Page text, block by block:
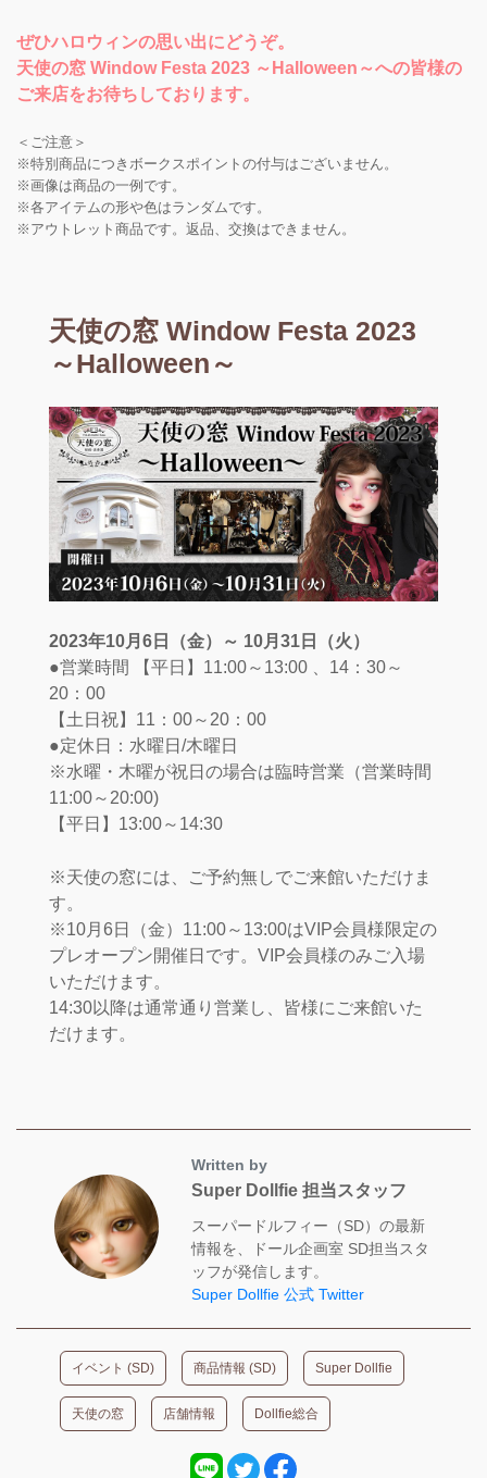
ぜひハロウィンの思い出にどうぞ。
天使の窓 Window Festa 2023 ～Halloween～への皆様の
ご来店をお待ちしております。
＜ご注意＞
※特別商品につきボークスポイントの付与はございません。
※画像は商品の一例です。
※各アイテムの形や色はランダムです。
※アウトレット商品です。返品、交換はできません。
天使の窓 Window Festa 2023
～Halloween～
2023年10月6日（金）～ 10月31日（火）
●営業時間 【平日】11:00～13:00 、14：30～
20：00
【土日祝】11：00～20：00
●定休日：水曜日/木曜日
※水曜・木曜が祝日の場合は臨時営業（営業時間
11:00～20:00)
【平日】13:00～14:30
※天使の窓には、ご予約無しでご来館いただけま
す。
※10月6日（金）11:00～13:00はVIP会員様限定の
プレオープン開催日です。VIP会員様のみご入場
いただけます。
14:30以降は通常通り営業し、皆様にご来館いた
だけます。
Written by
Super Dollfie 担当スタッフ
スーパードルフィー（SD）の最新
情報を、ドール企画室 SD担当スタ
ッフが発信します。
Super Dollfie 公式 Twitter
イベント (SD) 商品情報 (SD) Super Dollfie
天使の窓 店舗情報 Dollfie総合